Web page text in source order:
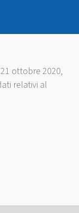
ottobre 2020,
relativi al